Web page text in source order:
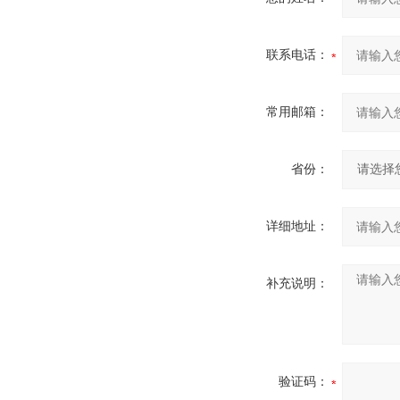
联系电话：
常用邮箱：
省份：
详细地址：
补充说明：
验证码：